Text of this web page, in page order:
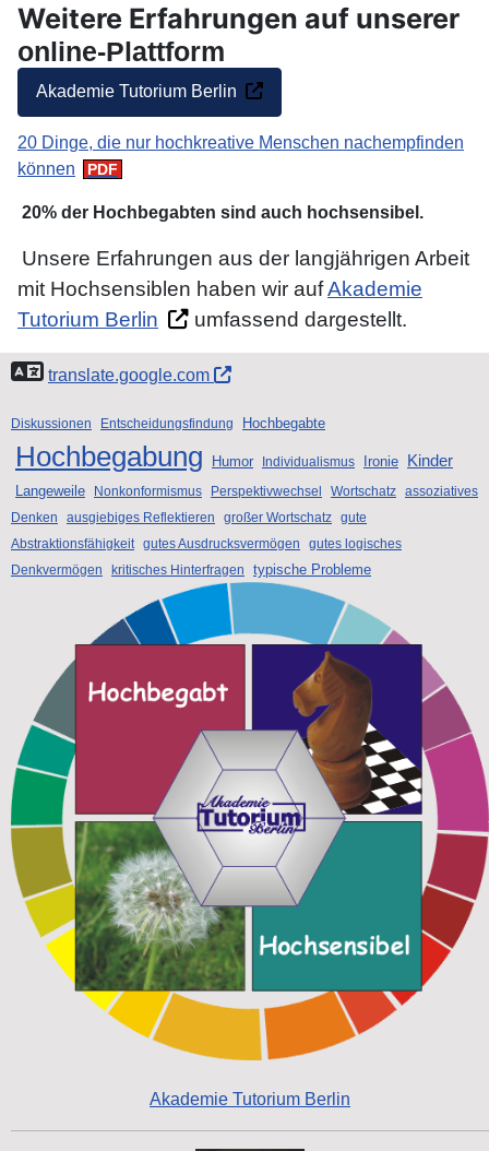
Weitere Erfahrungen auf unserer
online-Plattform
Akademie Tutorium Berlin
20 Dinge, die nur hochkreative Menschen nachempfinden
können
20% der Hochbegabten sind auch hochsensibel.
Unsere Erfahrungen aus der langjährigen Arbeit
mit Hochsensiblen haben wir aufAkademie
Tutorium Berlin
umfassend dargestellt.
translate.google.com
Diskussionen Entscheidungsfindung Hochbegabte
Hochbegabung Humor Individualismus Ironie Kinder
Langeweile Nonkonformismus Perspektivwechsel Wortschatz assoziatives
Denken
ausgiebiges Reflektieren großer Wortschatz gute
Abstraktionsfähigkeit gutes Ausdrucksvermögen
gutes logisches
Denkvermögen
kritisches Hinterfragen typische Probleme
Akademie Tutorium Berlin